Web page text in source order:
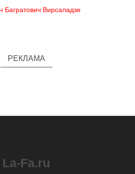
Багратович Вирсаладзе
РЕКЛАМА
La-Fa.ru